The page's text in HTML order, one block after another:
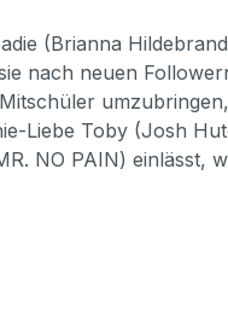
(Brianna
nach neuen
Liebe Toby (Josh
NO PAIN) einlässt,